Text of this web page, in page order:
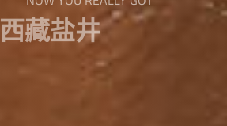
西藏盐井